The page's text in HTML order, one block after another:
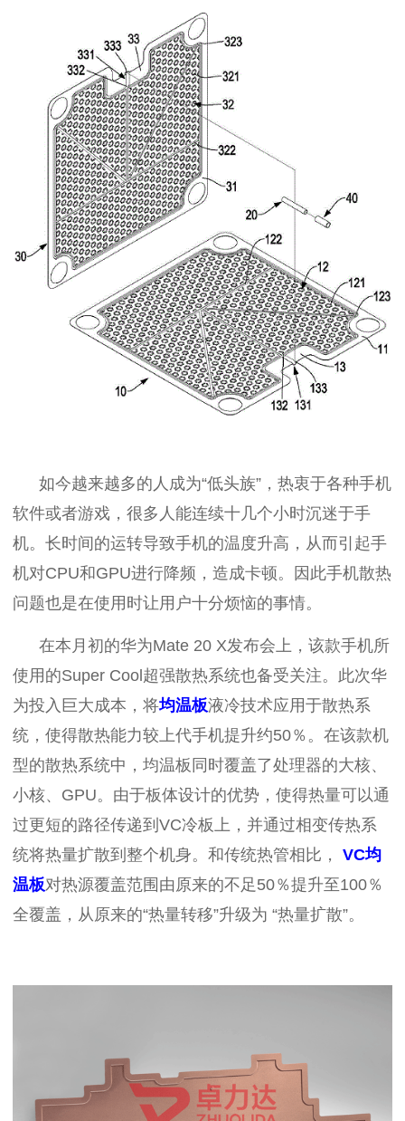
如今越来越多的人成为“低头族”，热衷于各种手机
软件或者游戏，很多人能连续十几个小时沉迷于手
机。长时间的运转导致手机的温度升高，从而引起手
机对CPU和GPU进行降频，造成卡顿。因此手机散热
问题也是在使用时让用户十分烦恼的事情。
在本月初的华为Mate 20 X发布会上，该款手机所
使用的Super Cool 超强散热系统也备受关注。此次华
为投入巨大成本，将均温板液冷技术应用于散热系
统，使得散热能力较上代手机提升约50％。在该款机
型的散热系统中，均温板同时覆盖了处理器的大核、
小核、 GPU。由于板体设计的优势，使得热量可以通
过更短的路径传递到 VC冷板上，并通过相变传热系
统将热量扩散到整个机身。和传统热管相比， VC均
温板对热源覆盖范围由原来的不足 50％提升至100％
全覆盖，从原来的“热量转移”升级为 “热量扩散”。